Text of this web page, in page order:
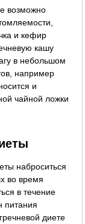
возможно
и кефир
кашу
в небольшом
например
и
чайной ложки
наброситься
во время
в течение
питания
диете